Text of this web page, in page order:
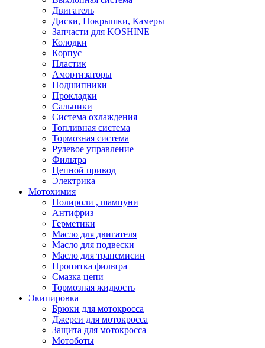
Двигатель
Диски, Покрышки, Камеры
Запчасти для KOSHINE
Колодки
Корпус
Пластик
Амортизаторы
Подшипники
Прокладки
Сальники
Система охлаждения
Топливная система
Тормозная система
Рулевое управление
Фильтра
Цепной привод
Электрика
Мотохимия
Полироли , шампуни
Антифриз
Герметики
Масло для двигателя
Масло для подвески
Масло для трансмисии
Пропитка фильтра
Смазка цепи
Тормозная жидкость
Экипировка
Брюки для мотокросса
Джерси для мотокросса
Защита для мотокросса
Мотоботы